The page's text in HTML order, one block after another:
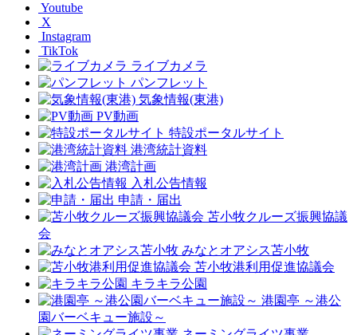
Youtube
X
Instagram
TikTok
ライブカメラ
パンフレット
気象情報(東港)
PV動画
特設ポータルサイト
港湾統計資料
港湾計画
入札公告情報
申請・届出
苫小牧クルーズ振興協議
会
みなとオアシス苫小牧
苫小牧港利用促進協議会
キラキラ公園
港園亭 ～港公
園バーベキュー施設～